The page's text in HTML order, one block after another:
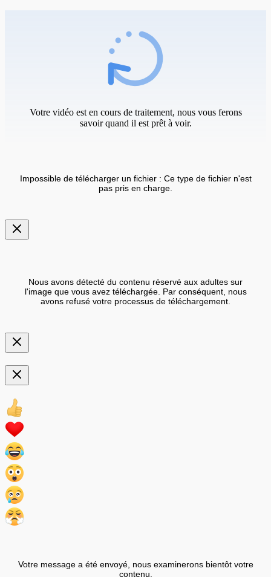
Votre vidéo est en cours de traitement, nous vous ferons
savoir quand il est prêt à voir.
Impossible de télécharger un fichier : Ce type de fichier n'est
pas pris en charge.
Nous avons détecté du contenu réservé aux adultes sur
l'image que vous avez téléchargée. Par conséquent, nous
avons refusé votre processus de téléchargement.
Votre message a été envoyé, nous examinerons bientôt votre
contenu.